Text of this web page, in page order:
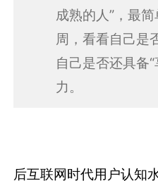
成熟的人”，最
周，看看自己是
自己是否还具备
力。
后互联网时代用户认知